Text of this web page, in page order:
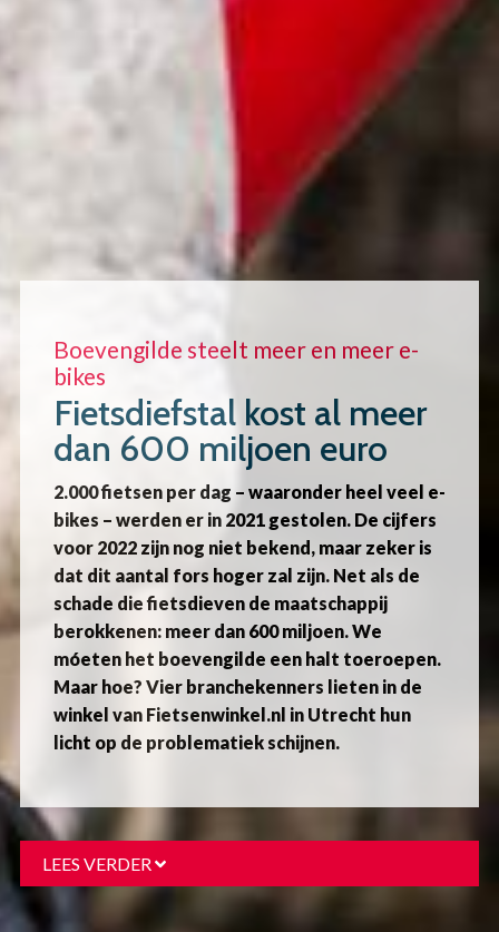
Boevengilde steelt meer en meer e-
bikes
Fietsdiefstal kost al meer
dan 600 miljoen euro
2.000 fietsen per dag – waaronder heel veel e-
bikes – werden er in 2021 gestolen. De cijfers
voor 2022 zijn nog niet bekend, maar zeker is
dat dit aantal fors hoger zal zijn. Net als de
schade die fietsdieven de maatschappij
berokkenen: meer dan 600 miljoen. We
móeten het boevengilde een halt toeroepen.
Maar hoe? Vier branchekenners lieten in de
winkel van Fietsenwinkel.nl in Utrecht hun
licht op de problematiek schijnen.
LEES VERDER